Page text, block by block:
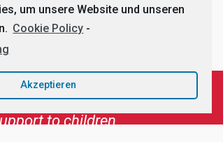
with all
um unsere Website und unseren
Cookie Policy -
Akzeptieren